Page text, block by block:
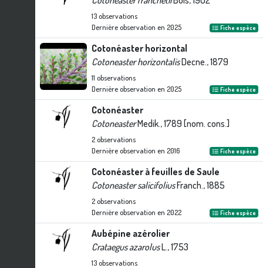
13observations
Dernière observation en 2025 Fiche espèce
Cotonéaster horizontal
Cotoneaster horizontalisDecne., 1879
11 observations
Dernière observation en 2025 Fiche espèce
Cotonéaster
CotoneasterMedik., 1789 [nom. cons.]
2observations
Dernière observation en 2016 Fiche espèce
Cotonéaster à feuilles de Saule
Cotoneaster salicifoliusFranch., 1885
2observations
Dernière observation en 2022 Fiche espèce
Aubépine azérolier
Crataegus azarolusL., 1753
13observations